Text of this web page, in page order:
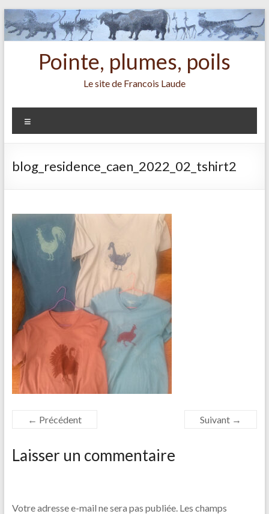
Aller
au
contenu
Pointe, plumes, poils
Le site de Francois Laude
blog_residence_caen_2022_02_tshirt2
← Précédent Suivant →
Laisser un commentaire
Votre adresse e-mail ne sera pas publiée. Les champs